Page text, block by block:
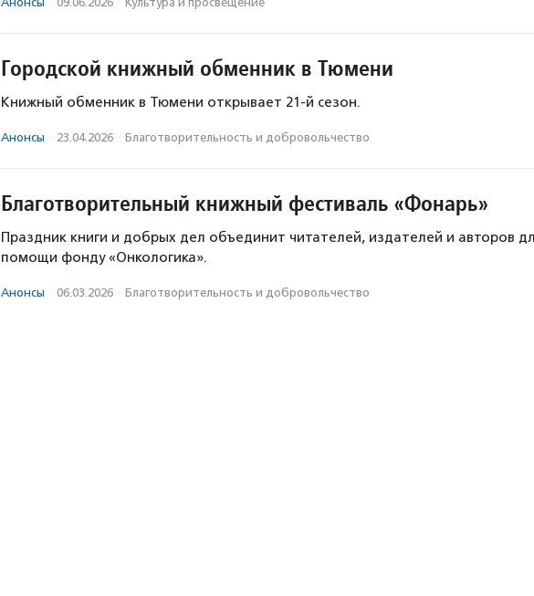
Городской книжный обменник в Тюмени
Книжный обменник в Тюмени открывает 21-й сезон.
Анонсы · 23.04.2026 · Благотвори­тель­ность и доброволь­чест­во
Благотворительный книжный фестиваль «Фонарь»
Праздник книги и добрых дел объединит читателей, издателей и авторов
помощи фонду «Онкологика».
Анонсы · 06.03.2026 · Благотвори­тель­ность и доброволь­чест­во